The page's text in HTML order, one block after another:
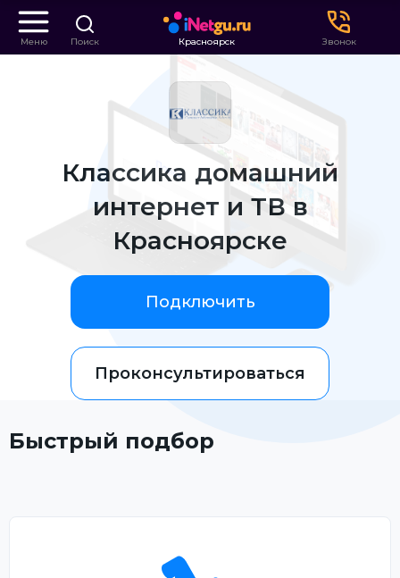
Меню Поиск Красноярск Звонок
Классика домашний
интернет и ТВ в
Красноярске
Подключить
Проконсультироваться
Быстрый подбор